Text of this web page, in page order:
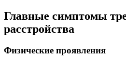
Главные симптомы
расстройства
Физические проявления